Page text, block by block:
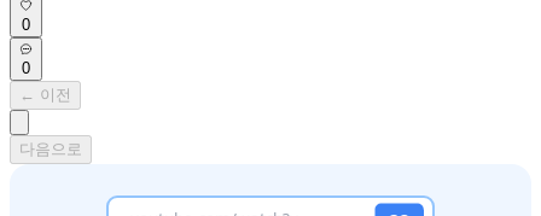
0
0
← 이전
다음으로